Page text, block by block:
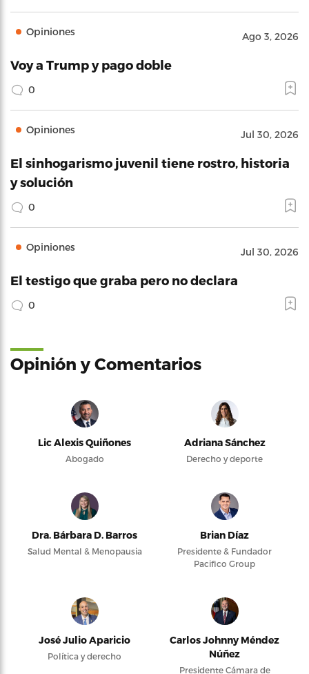
Opiniones Ago 3, 2026
Voy a Trump y pago doble
0
Opiniones Jul 30, 2026
El sinhogarismo juvenil tiene rostro, historia
y solución
0
Opiniones Jul 30, 2026
El testigo que graba pero no declara
0
Opinión y Comentarios
Lic Alexis Quiñones
Abogado
Adriana Sánchez
Derecho y deporte
Dra. Bárbara D. Barros
Salud Mental & Menopausia
Brian Díaz
Presidente & Fundador
Pacifico Group
José Julio Aparicio
Política y derecho
Carlos Johnny Méndez
Núñez
Presidente Cámara de